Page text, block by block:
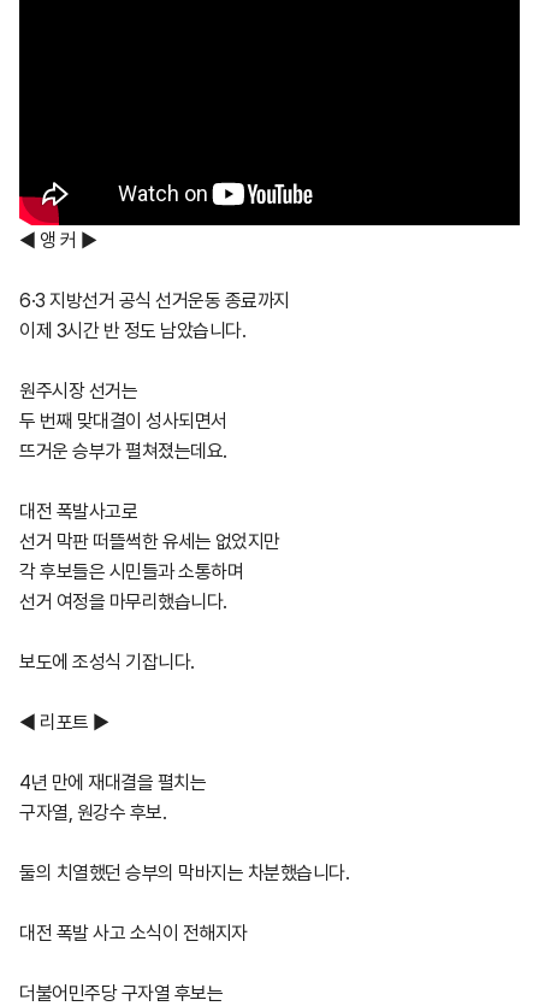
◀ 앵 커 ▶
6·3 지방선거 공식 선거운동 종료까지
이제 3시간 반 정도 남았습니다.
원주시장 선거는
두 번째 맞대결이 성사되면서
뜨거운 승부가 펼쳐졌는데요.
대전 폭발사고로
선거 막판 떠뜰썩한 유세는 없었지만
각 후보들은 시민들과 소통하며
선거 여정을 마무리했습니다.
보도에 조성식 기잡니다.
◀ 리포트 ▶
4년 만에 재대결을 펼치는
구자열, 원강수 후보.
둘의 치열했던 승부의 막바지는 차분했습니다.
대전 폭발 사고 소식이 전해지자
더불어민주당 구자열 후보는